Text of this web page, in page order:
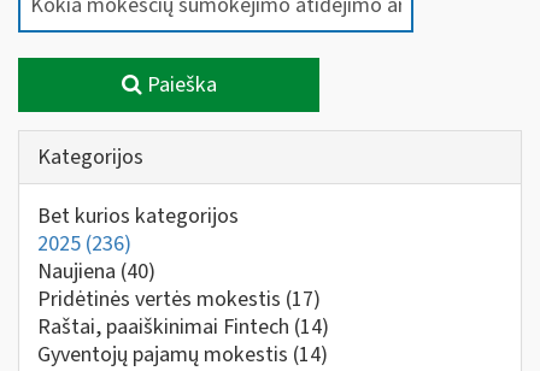
Paieška
Kategorijos
Bet kurios kategorijos
2025 (236)
Naujiena (40)
Pridėtinės vertės mokestis (17)
Raštai, paaiškinimai Fintech (14)
Gyventojų pajamų mokestis (14)